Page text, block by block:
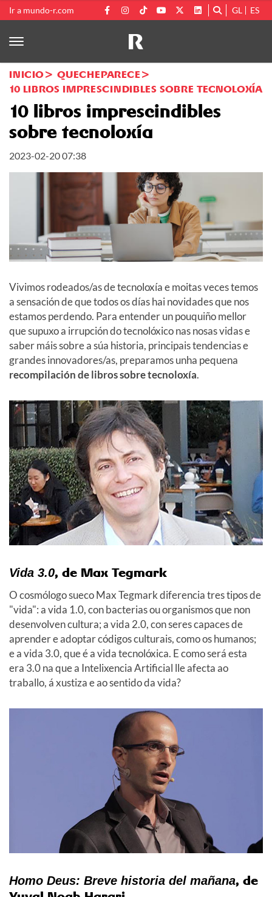
Ir a mundo-r.com GL ES
INICIO
QUECHEPARECE
10 LIBROS IMPRESCINDIBLES SOBRE TECNOLOXÍA
10 libros imprescindibles
sobre tecnoloxía
2023-02-20 07:38
Vivimos rodeados/as de tecnoloxía e moitas veces temos
a sensación de que todos os días hai novidades que nos
estamos perdendo. Para entender un pouquiño mellor
que supuxo a irrupción do tecnolóxico nas nosas vidas e
saber máis sobre a súa historia, principais tendencias e
grandes innovadores/as, preparamos unha pequena
recompilación de libros sobre tecnoloxía.
Vida 3.0, de Max Tegmark
O cosmólogo sueco Max Tegmark diferencia tres tipos de
"vida": a vida 1.0, con bacterias ou organismos que non
desenvolven cultura; a vida 2.0, con seres capaces de
aprender e adoptar códigos culturais, como os humanos;
e a vida 3.0, que é a vida tecnolóxica. E como será esta
era 3.0 na que a Intelixencia Artificial lle afecta ao
traballo, á xustiza e ao sentido da vida?
Homo Deus: Breve historia del mañana, de